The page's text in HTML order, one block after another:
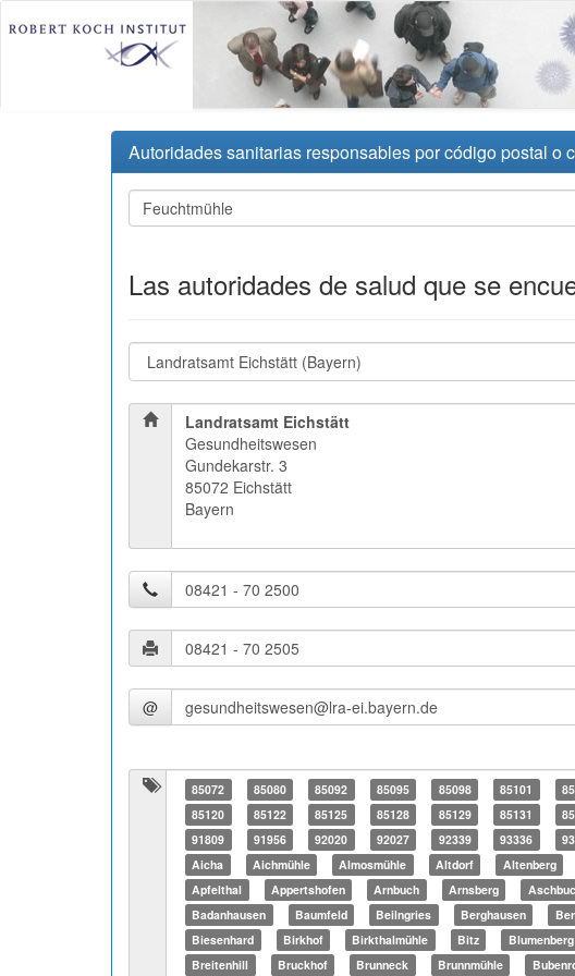
Autoridades sanitarias responsables por código postal o
Las autoridades de salud que se
Landratsamt Eichstätt
Gesundheitswesen
Gundekarstr. 3
85072 Eichstätt
Bayern
@
85072 85080 85092 85095 85098 85101
85120
85122 85125 85128 85129 85131
91809
91956 92020 92027 92339 93336
Aicha
Aichmühle Almosmühle Altdorf Altenberg
Apfelthal
Appertshofen Arnbuch Arnsberg
Badanhausen
Baumfeld Beilngries Berghausen
Biesenhard
Birkhof Birkthalmühle Bitz Blumenberg
Breitenhill
Bruckhof Brunneck Brunnmühle